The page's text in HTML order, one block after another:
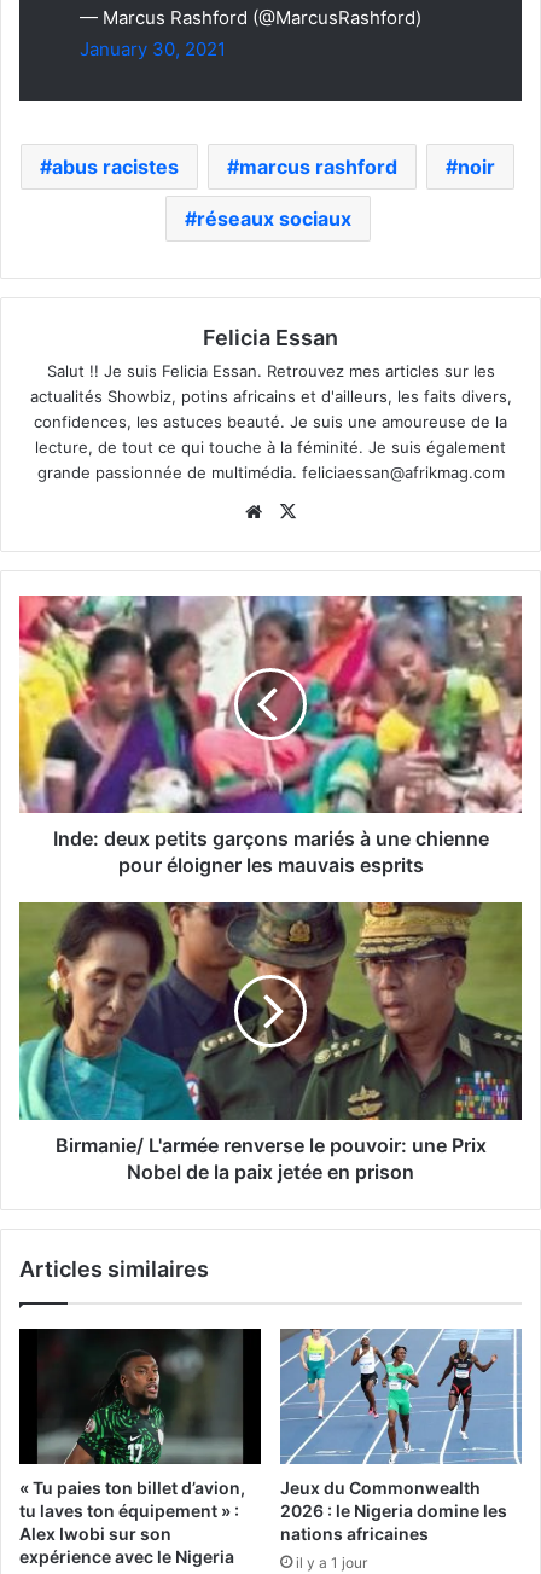
— Marcus Rashford (@MarcusRashford)
January 30, 2021
abus racistes marcus rashford noir
réseaux sociaux
Felicia Essan
Salut !! Je suis Felicia Essan. Retrouvez mes articles sur les
actualités Showbiz, potins africains et d'ailleurs, les faits divers,
confidences, les astuces beauté. Je suis une amoureuse de la
lecture, de tout ce qui touche à la féminité. Je suis également
grande passionnée de multimédia. feliciaessan@afrikmag.com
Website
Inde: deux petits garçons mariés à une chienne
pour éloigner les mauvais esprits
Birmanie/ L'armée renverse le pouvoir: une Prix
Nobel de la paix jetée en prison
Articles similaires
« Tu paies ton billet d’avion,
tu laves ton équipement » :
Alex Iwobi sur son
expérience avec le Nigeria
Jeux du Commonwealth
2026 : le Nigeria domine les
nations africaines
il y a 1 jour